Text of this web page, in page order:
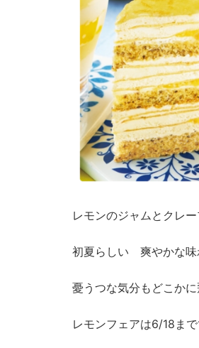
レモンのジャムとクレ
初夏らしい 爽やかな味
憂うつな気分もどこか
レモンフェアは6/18まで